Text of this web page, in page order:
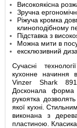
Високоякісна
Зручна
Ріжуча кромка
клиноподібному
Підставка з
Можна мити в
ексклюзивний
Сучасні
кухонне начиння
Vinzer Shark
Досконала форма
рукоятка
якої кухні.
виконана з
пластиною. Класика